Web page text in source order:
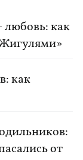
любовь: как
как
от